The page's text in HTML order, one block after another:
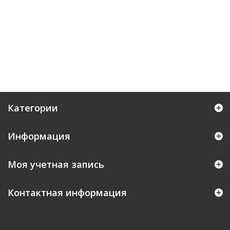
Категории
Информация
Моя учетная запись
Контактная информация